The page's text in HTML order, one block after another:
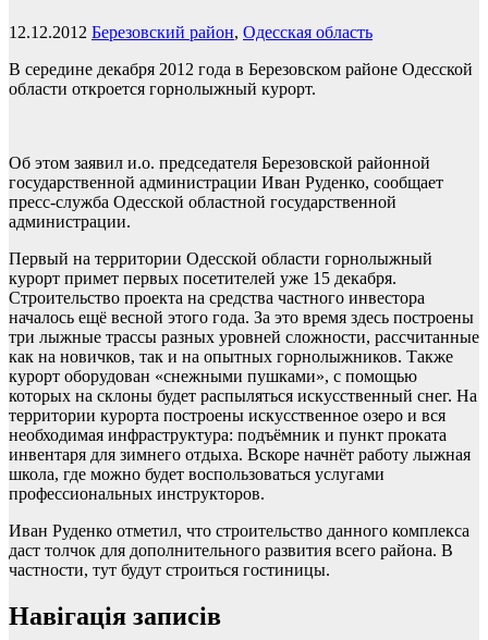
12.12.2012 Березовский район, Одесская область
В середине декабря 2012 года в Березовском районе Одесской
области откроется горнолыжный курорт.
Об этом заявил и.о. председателя Березовской районной
государственной администрации Иван Руденко, сообщает
пресс-служба Одесской областной государственной
администрации.
Первый на территории Одесской области горнолыжный
курорт примет первых посетителей уже 15 декабря.
Строительство проекта на средства частного инвестора
началось ещё весной этого года. За это время здесь построены
три лыжные трассы разных уровней сложности, рассчитанные
как на новичков, так и на опытных горнолыжников. Также
курорт оборудован «снежными пушками», с помощью
которых на склоны будет распыляться искусственный снег. На
территории курорта построены искусственное озеро и вся
необходимая инфраструктура: подъёмник и пункт проката
инвентаря для зимнего отдыха. Вскоре начнёт работу лыжная
школа, где можно будет воспользоваться услугами
профессиональных инструкторов.
Иван Руденко отметил, что строительство данного комплекса
даст толчок для дополнительного развития всего района. В
частности, тут будут строиться гостиницы.
Навігація записів